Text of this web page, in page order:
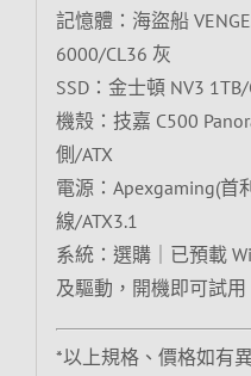
記憶體：海盜船
6000/CL36 灰
SSD：金士頓 NV3
機殼：技嘉 C500
側/ATX
電源：Apexgaming(首
線/ATX3.1
系統：選購｜已預載
及驅動，開機即可試用
*以上規格、價格如有